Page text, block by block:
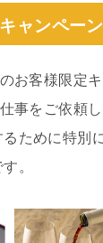
ャンペー
お客様限定
事をご依頼
るために特別
。